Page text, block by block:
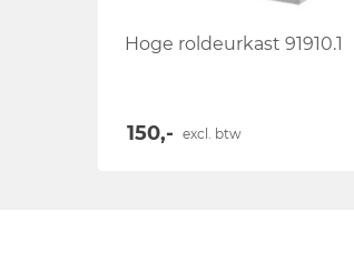
Hoge roldeurkast 91910.1
150,- excl. btw